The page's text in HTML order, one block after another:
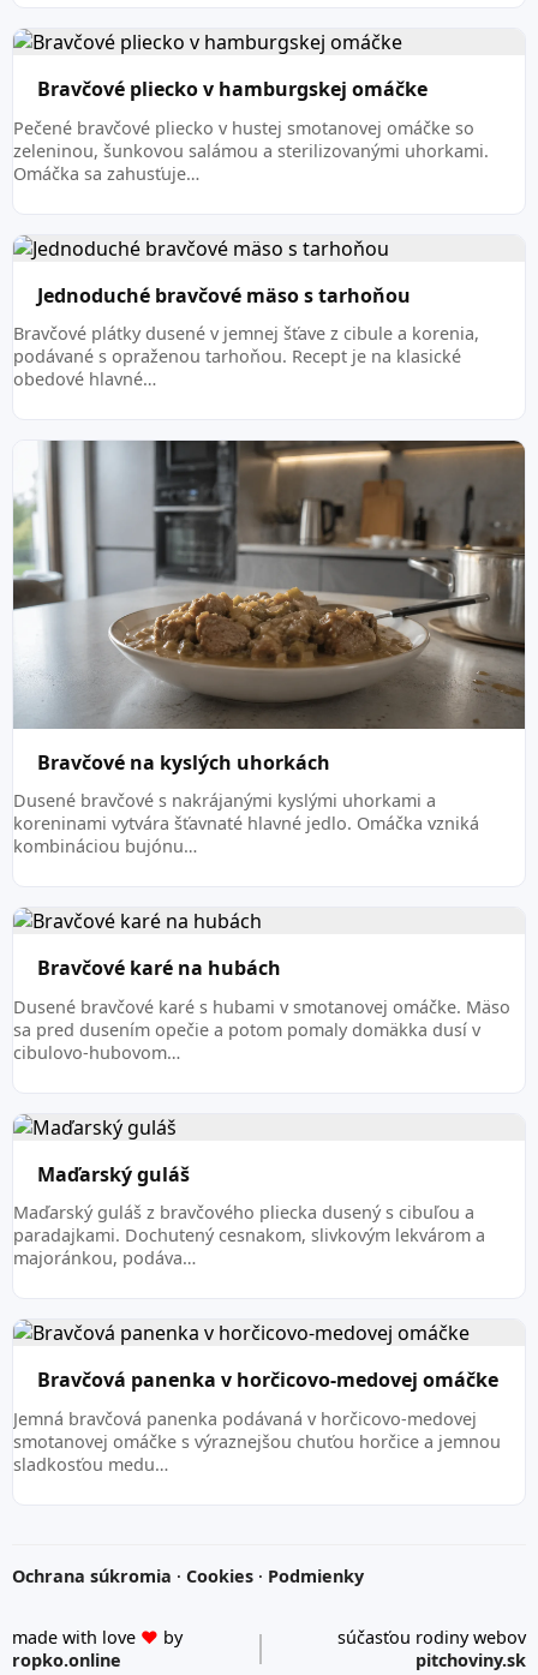
Bravčové pliecko v hamburgskej omáčke
Pečené bravčové pliecko v hustej smotanovej omáčke so
zeleninou, šunkovou salámou a sterilizovanými uhorkami.
Omáčka sa zahusťuje…
Jednoduché bravčové mäso s tarhoňou
Bravčové plátky dusené v jemnej šťave z cibule a korenia,
podávané s opraženou tarhoňou. Recept je na klasické
obedové hlavné…
Bravčové na kyslých uhorkách
Dusené bravčové s nakrájanými kyslými uhorkami a
koreninami vytvára šťavnaté hlavné jedlo. Omáčka vzniká
kombináciou bujónu…
Bravčové karé na hubách
Dusené bravčové karé s hubami v smotanovej omáčke. Mäso
sa pred dusením opečie a potom pomaly domäkka dusí v
cibulovo-hubovom…
Maďarský guláš
Maďarský guláš z bravčového pliecka dusený s cibuľou a
paradajkami. Dochutený cesnakom, slivkovým lekvárom a
majoránkou, podáva…
Bravčová panenka v horčicovo-medovej omáčke
Jemná bravčová panenka podávaná v horčicovo-medovej
smotanovej omáčke s výraznejšou chuťou horčice a jemnou
sladkosťou medu…
Ochrana súkromia · Cookies · Podmienky
made with love ♥ by
ropko.online
súčasťou rodiny webov
pitchoviny.sk